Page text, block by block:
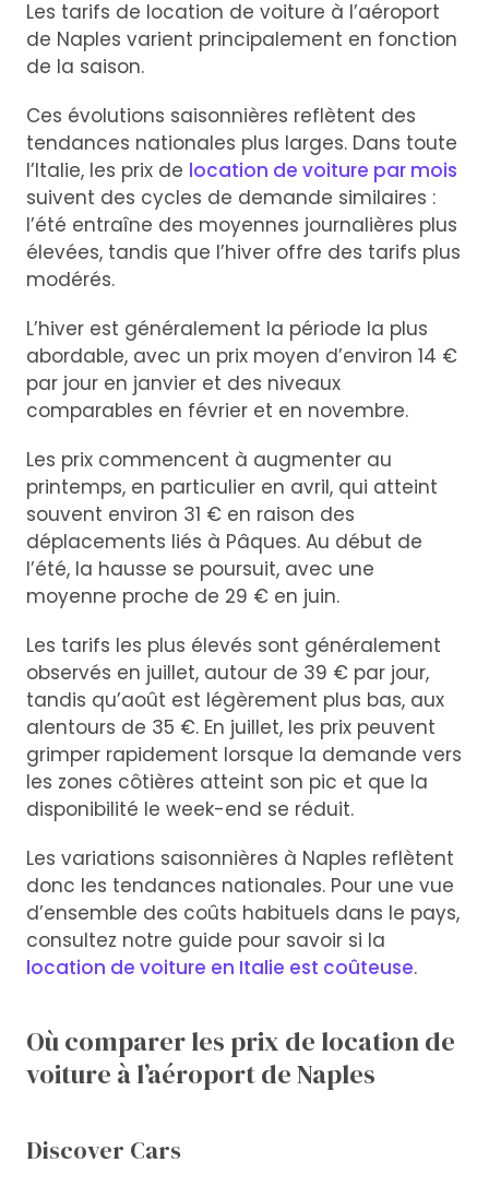
Les tarifs de location de voiture à l’aéroport
de Naples varient principalement en fonction
de la saison.
Ces évolutions saisonnières reflètent des
tendances nationales plus larges. Dans toute
l’Italie, les prix de location de voiture par mois
suivent des cycles de demande similaires :
l’été entraîne des moyennes journalières plus
élevées, tandis que l’hiver offre des tarifs plus
modérés.
L’hiver est généralement la période la plus
abordable, avec un prix moyen d’environ 14 €
par jour en janvier et des niveaux
comparables en février et en novembre.
Les prix commencent à augmenter au
printemps, en particulier en avril, qui atteint
souvent environ 31 € en raison des
déplacements liés à Pâques. Au début de
l’été, la hausse se poursuit, avec une
moyenne proche de 29 € en juin.
Les tarifs les plus élevés sont généralement
observés en juillet, autour de 39 € par jour,
tandis qu’août est légèrement plus bas, aux
alentours de 35 €. En juillet, les prix peuvent
grimper rapidement lorsque la demande vers
les zones côtières atteint son pic et que la
disponibilité le week-end se réduit.
Les variations saisonnières à Naples reflètent
donc les tendances nationales. Pour une vue
d’ensemble des coûts habituels dans le pays,
consultez notre guide pour savoir si la
location de voiture en Italie est coûteuse.
Où comparer les prix de location de
voiture à l’aéroport de Naples
Discover Cars